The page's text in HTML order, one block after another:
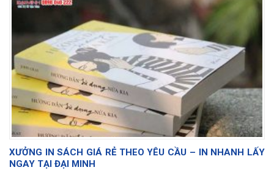
XƯỞNG IN SÁCH GIÁ RẺ THEO YÊU CẦU – IN NHANH LẤY
NGAY TẠI ĐẠI MINH